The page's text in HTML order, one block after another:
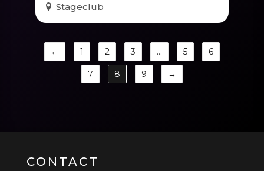
Stageclub
← 1 2 3 … 5 6
7 8 9 →
CONTACT